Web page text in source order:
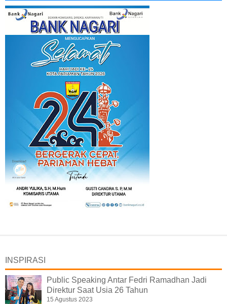
INSPIRASI
Public Speaking Antar Fedri Ramadhan Jadi
Direktur Saat Usia 26 Tahun
15 Agustus 2023